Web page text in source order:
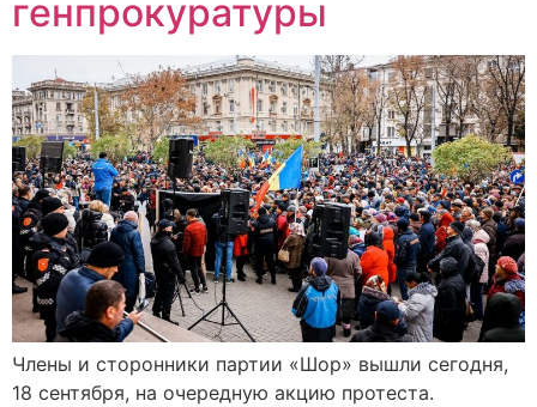
генпрокуратуры
Члены и сторонники партии «Шор» вышли сегодня,
18 сентября, на очередную акцию протеста.